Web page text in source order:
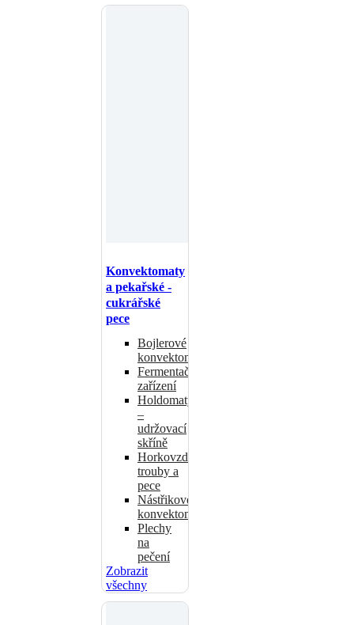
Konvektomaty
a pekařské -
cukrářské
pece
Bojlerové
konvektomaty
Fermentační
zařízení
Holdomaty
–
udržovací
skříně
Horkovzdušné
trouby a
pece
Nástřikové
konvektomaty
Plechy
na
pečení
Zobrazit
všechny